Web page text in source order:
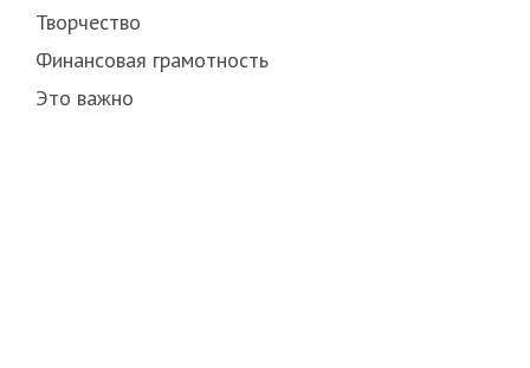
Творчество
Финансовая грамотность
Это важно